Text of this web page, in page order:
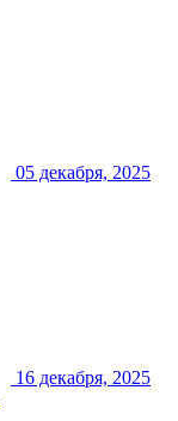
05 декабря, 2025
16 декабря, 2025